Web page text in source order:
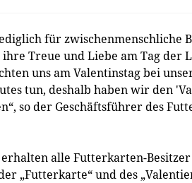
für zwischenmenschliche
Treue und Liebe am Tag der
uns am Valentinstag bei
tun, deshalb haben wir den
so der Geschäftsführer des
alle Futterkarten-
„Futterkarte“ und des